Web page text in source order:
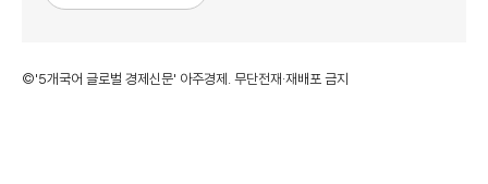
©'5개국어 글로벌 경제신문' 아주경제. 무단전재·재배포 금지